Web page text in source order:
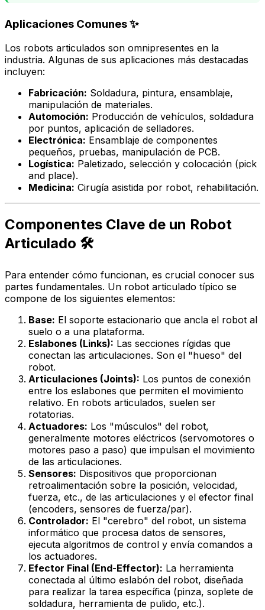
Aplicaciones Comunes ✨
Los robots articulados son omnipresentes en la
industria. Algunas de sus aplicaciones más destacadas
incluyen:
Fabricación: Soldadura, pintura, ensamblaje,
manipulación de materiales.
Automoción: Producción de vehículos, soldadura
por puntos, aplicación de selladores.
Electrónica: Ensamblaje de componentes
pequeños, pruebas, manipulación de PCB.
Logística: Paletizado, selección y colocación (pick
and place).
Medicina: Cirugía asistida por robot, rehabilitación.
Componentes Clave de un Robot
Articulado 🛠️
Para entender cómo funcionan, es crucial conocer sus
partes fundamentales. Un robot articulado típico se
compone de los siguientes elementos:
Base: El soporte estacionario que ancla el robot al
suelo o a una plataforma.
Eslabones (Links): Las secciones rígidas que
conectan las articulaciones. Son el "hueso" del
robot.
Articulaciones (Joints): Los puntos de conexión
entre los eslabones que permiten el movimiento
relativo. En robots articulados, suelen ser
rotatorias.
Actuadores: Los "músculos" del robot,
generalmente motores eléctricos (servomotores o
motores paso a paso) que impulsan el movimiento
de las articulaciones.
Sensores: Dispositivos que proporcionan
retroalimentación sobre la posición, velocidad,
fuerza, etc., de las articulaciones y el efector final
(encoders, sensores de fuerza/par).
Controlador: El "cerebro" del robot, un sistema
informático que procesa datos de sensores,
ejecuta algoritmos de control y envía comandos a
los actuadores.
Efector Final (End-Effector): La herramienta
conectada al último eslabón del robot, diseñada
para realizar la tarea específica (pinza, soplete de
soldadura, herramienta de pulido, etc.).